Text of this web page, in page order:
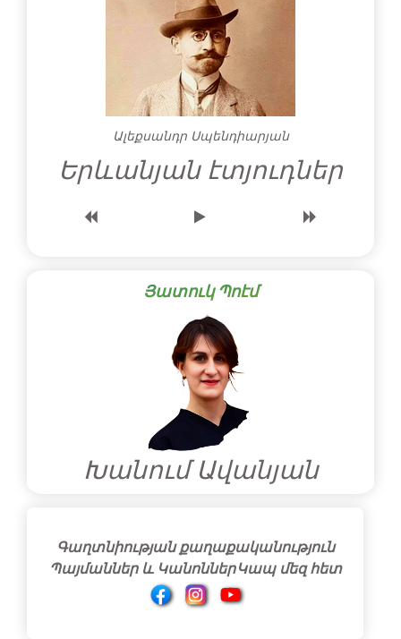
Ալեքսանդր Սպենդիարյան
Երևանյան էտյուդներ
Յատուկ Պոէմ
Խանում Ավանյան
Գաղտնիության քաղաքականություն
Պայմաններ և ԿանոններԿապ մեզ հետ